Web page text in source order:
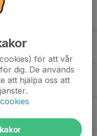
för att vår
dig. De används
att hjälpa oss att